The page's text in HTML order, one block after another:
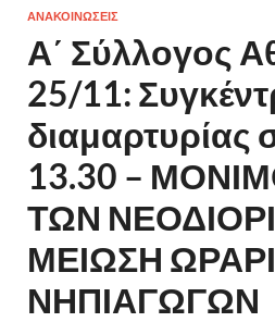
ΑΝΑΚΟΙΝΩΣΕΙΣ
Α΄ Σύλλογος
25/11:
διαμαρτυρίας
13.30 –
ΤΩΝ
ΜΕΙΩΣΗ
ΝΗΠΙΑΓΩΓΩΝ